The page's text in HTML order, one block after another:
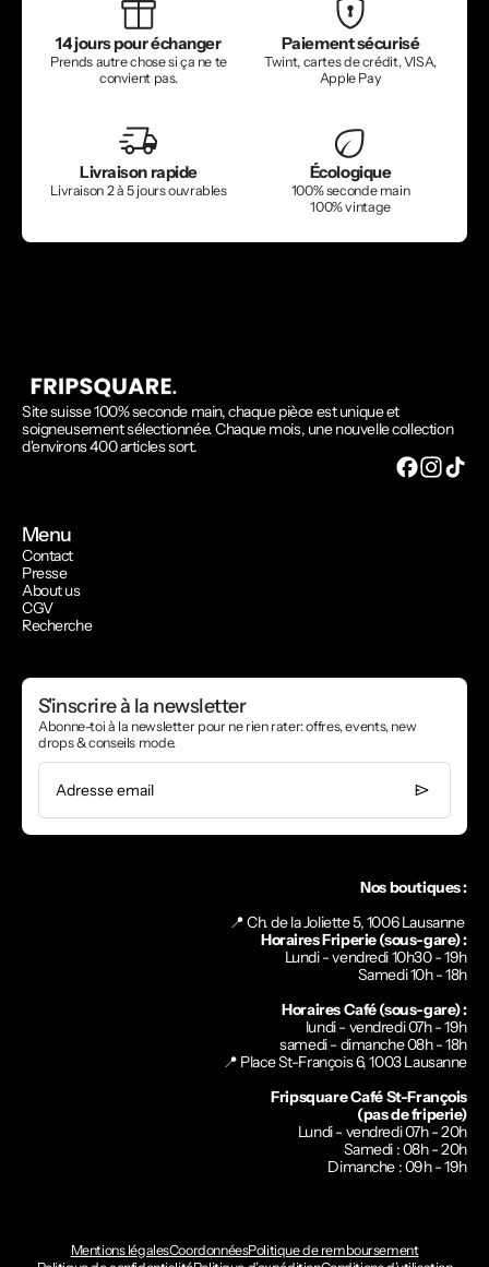
14 jours pour échanger
Prends autre chose si ça ne te
convient pas.
Paiement sécurisé
Twint, cartes de crédit, VISA,
Apple Pay
Livraison rapide
Livraison 2 à 5 jours ouvrables
Écologique
100% seconde main
100% vintage
Site suisse 100% seconde main, chaque pièce est unique et
soigneusement sélectionnée. Chaque mois, une nouvelle collection
d'environs 400 articles sort.
Menu
Contact
Presse
About us
CGV
Recherche
S'inscrire à la newsletter
Abonne-toi à la newsletter pour ne rien rater: offres, events, new
drops & conseils mode.
Adresse email
Nos boutiques :
📍 Ch. de la Joliette 5, 1006 Lausanne
Horaires Friperie (sous-gare) :
Lundi - vendredi 10h30 - 19h
Samedi 10h - 18h
Horaires Café (sous-gare) :
lundi - vendredi 07h - 19h
samedi - dimanche 08h - 18h
📍 Place St-François 6, 1003 Lausanne
Fripsquare Café St-François
(pas de friperie)
Lundi - vendredi 07h - 20h
Samedi : 08h - 20h
Dimanche : 09h - 19h
Mentions légalesCoordonnéesPolitique de remboursement